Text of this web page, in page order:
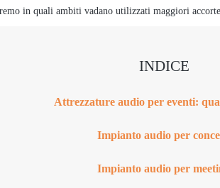
in quali ambiti vadano utilizzati maggiori
INDICE
Attrezzature audio per eventi:
Impianto audio per
Impianto audio per